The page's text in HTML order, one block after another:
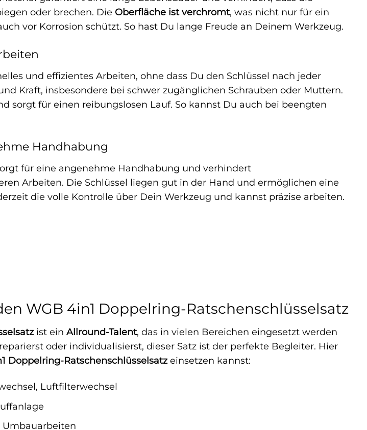
oder brechen. Die Oberfläche ist verchromt, was nicht nur für ein
vor Korrosion schützt. So hast Du lange Freude an Deinem Werkzeug.
und effizientes Arbeiten, ohne dass Du den Schlüssel nach jeder
Kraft, insbesondere bei schwer zugänglichen Schrauben oder Muttern.
sorgt für einen reibungslosen Lauf. So kannst Du auch bei beengten
Handhabung
für eine angenehme Handhabung und verhindert
Arbeiten. Die Schlüssel liegen gut in der Hand und ermöglichen eine
die volle Kontrolle über Dein Werkzeug und kannst präzise arbeiten.
WGB 4in1 Doppelring-Ratschenschlüsselsatz
ist ein Allround-Talent, das in vielen Bereichen eingesetzt werden
oder individualisierst, dieser Satz ist der perfekte Begleiter. Hier
Doppelring-Ratschenschlüsselsatzeinsetzen kannst:
Luftfilterwechsel